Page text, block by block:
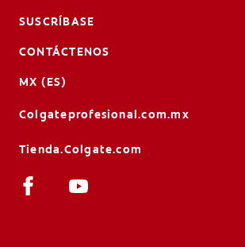
SUSCRÍBASE
CONTÁCTENOS
MX (ES)
Colgateprofesional.com.mx
Tienda.Colgate.com